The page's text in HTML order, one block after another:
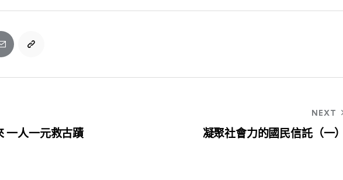
一人一元救古蹟
NEXT
凝聚社會力的國民信託（一）